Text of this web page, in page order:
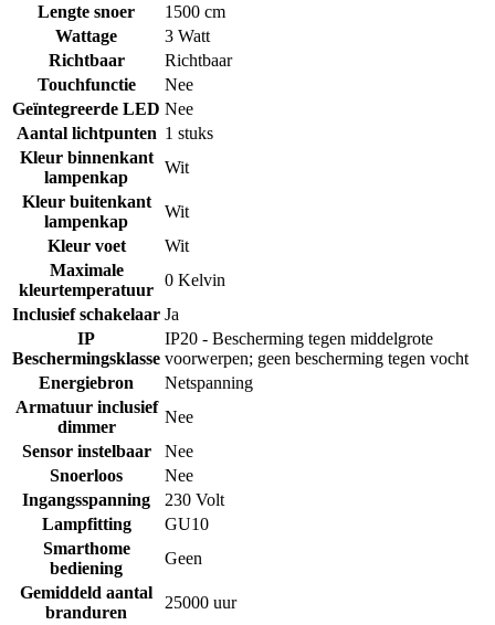
Lengte snoer
1500 cm
Wattage
3 Watt
Richtbaar
Richtbaar
Touchfunctie
Nee
Geïntegreerde LED Nee
Aantal lichtpunten 1 stuks
Kleur binnenkant
lampenkap
Wit
Kleur buitenkant
lampenkap
Wit
Kleur voet
Wit
Maximale
kleurtemperatuur
0 Kelvin
Inclusief schakelaar Ja
IP
Beschermingsklasse
IP20 - Bescherming tegen middelgrote
voorwerpen; geen bescherming tegen vocht
Energiebron
Netspanning
Armatuur inclusief
dimmer
Nee
Sensor instelbaar
Nee
Snoerloos
Nee
Ingangsspanning
230 Volt
Lampfitting
GU10
Smarthome
bediening
Geen
Gemiddeld aantal
branduren
25000 uur